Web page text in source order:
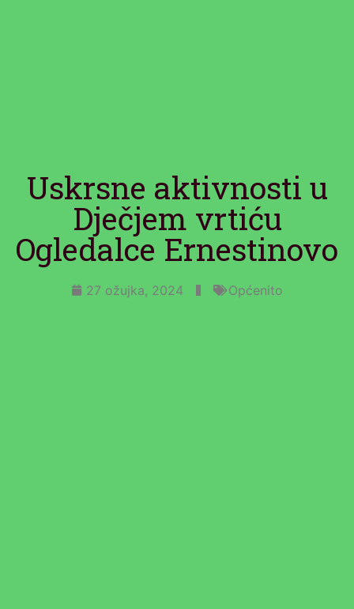
Uskrsne aktivnosti u
Dječjem vrtiću
Ogledalce Ernestinovo
27 ožujka, 2024 Općenito